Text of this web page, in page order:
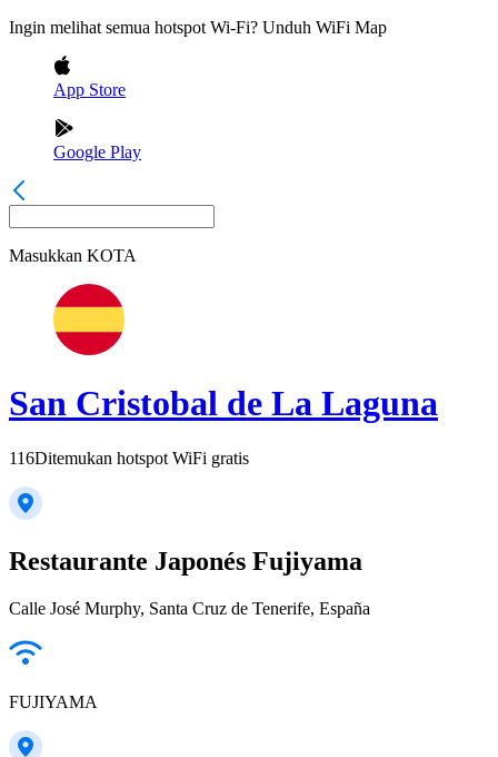
Ingin melihat semua hotspot Wi-Fi? Unduh WiFi Map
App Store
Google Play
Masukkan KOTA
San Cristobal de La Laguna
116Ditemukan hotspot WiFi gratis
Restaurante Japonés Fujiyama
Calle José Murphy, Santa Cruz de Tenerife, España
FUJIYAMA